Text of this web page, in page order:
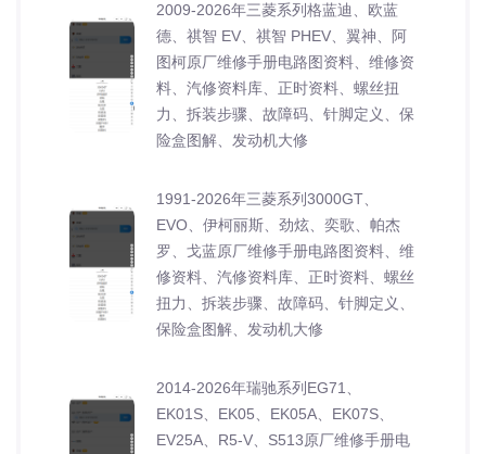
2009-2026年三菱系列格蓝迪、欧蓝
德、祺智 EV、祺智 PHEV、翼神、阿
图柯原厂维修手册电路图资料、维修资
料、汽修资料库、正时资料、螺丝扭
力、拆装步骤、故障码、针脚定义、保
险盒图解、发动机大修
1991-2026年三菱系列3000GT、
EVO、伊柯丽斯、劲炫、奕歌、帕杰
罗、戈蓝原厂维修手册电路图资料、维
修资料、汽修资料库、正时资料、螺丝
扭力、拆装步骤、故障码、针脚定义、
保险盒图解、发动机大修
2014-2026年瑞驰系列EG71、
EK01S、EK05、EK05A、EK07S、
EV25A、R5-V、S513原厂维修手册电